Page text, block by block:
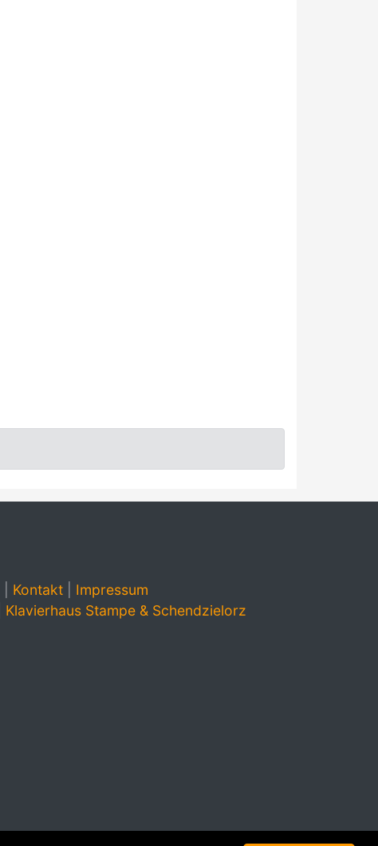
Kontakt| Impressum
Klavierhaus Stampe & Schendzielorz